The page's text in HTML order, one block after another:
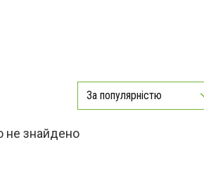
За популярністю
не знайдено